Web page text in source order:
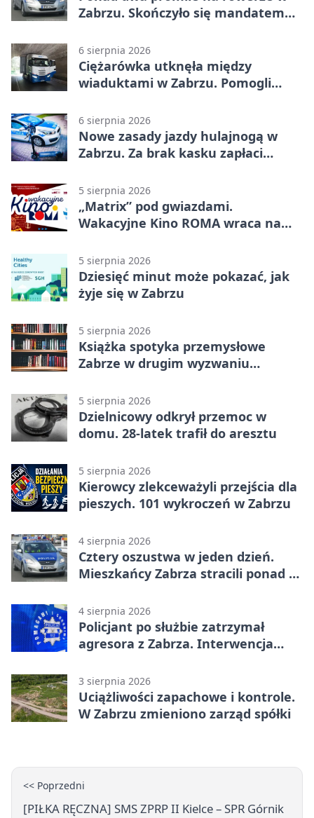
Zabrzu. Skończyło się mandatem
6 sierpnia 2026
Ciężarówka utknęła między
wiaduktami w Zabrzu. Pomogli
6 sierpnia 2026
Nowe zasady jazdy hulajnogą w
Zabrzu. Za brak kasku zapłaci
5 sierpnia 2026
„Matrix” pod gwiazdami.
Wakacyjne Kino ROMA wraca na
5 sierpnia 2026
Dziesięć minut może pokazać, jak
żyje się w Zabrzu
5 sierpnia 2026
Książka spotyka przemysłowe
Zabrze w drugim wyzwaniu
5 sierpnia 2026
Dzielnicowy odkrył przemoc w
domu. 28-latek trafił do aresztu
5 sierpnia 2026
Kierowcy zlekceważyli przejścia dla
pieszych. 101 wykroczeń w Zabrzu
4 sierpnia 2026
Cztery oszustwa w jeden dzień.
Mieszkańcy Zabrza stracili ponad 6
4 sierpnia 2026
Policjant po służbie zatrzymał
agresora z Zabrza. Interwencja
3 sierpnia 2026
Uciążliwości zapachowe i kontrole.
W Zabrzu zmieniono zarząd spółki
<< Poprzedni
[PIŁKA RĘCZNA] SMS ZPRP II Kielce – SPR Górnik